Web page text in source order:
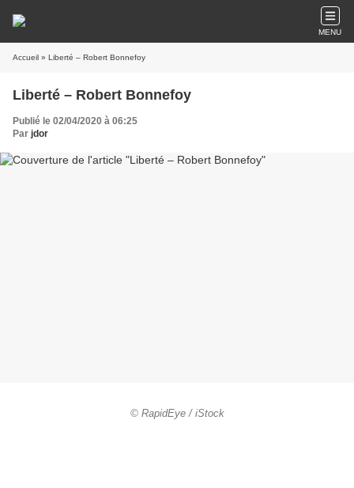
MENU
Accueil » Liberté – Robert Bonnefoy
Liberté – Robert Bonnefoy
Publié le 02/04/2020 à 06:25
Par jdor
© RapidEye / iStock